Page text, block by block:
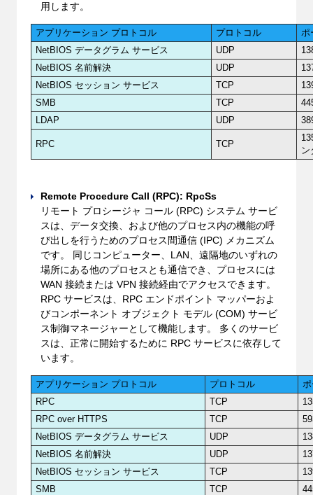
用します。
アプリケーション プロトコル プロトコル
ポ
NetBIOS データグラム サービス
UDP
NetBIOS 名前解決
UDP
NetBIOS セッション サービス
TCP
SMB
TCP
LDAP
UDP
RPC TCP
ン
Remote Procedure Call (RPC): RpcSs
リモート プロシージャ コール (RPC) システム サービ
スは、データ交換、および他のプロセス内の機能の呼
び出しを行うためのプロセス間通信 (IPC) メカニズム
です。 同じコンピューター、LAN、遠隔地のいずれの
場所にある他のプロセスとも通信でき、プロセスには
WAN 接続または VPN 接続経由でアクセスできます。
RPC サービスは、RPC エンドポイント マッパーおよ
びコンポーネント オブジェクト モデル (COM) サービ
ス制御マネージャーとして機能します。 多くのサービ
スは、正常に開始するために RPC サービスに依存して
います。
アプリケーション プロトコル プロトコル
RPC
TCP
RPC over HTTPS
TCP
NetBIOS データグラム サービス
UDP
NetBIOS 名前解決
UDP
NetBIOS セッション サービス
TCP
SMB
TCP